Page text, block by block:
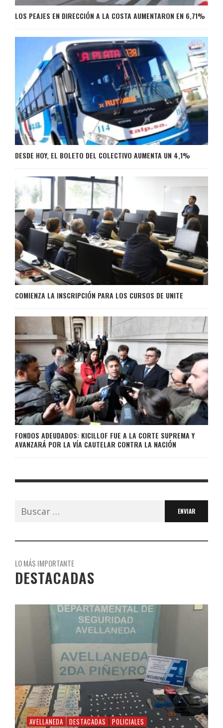
LOS PEAJES EN DIRECCIÓN A LA COSTA AUMENTARON EN 6,71%
DESDE HOY, EL BOLETO DEL COLECTIVO AUMENTA UN 4,1%
COMIENZA LA INSCRIPCIÓN PARA LOS CURSOS DE UNITE
FONDOS ADEUDADOS: KICILLOF FUE A LA CORTE SUPREMA Y
AVANZARÁ POR LA VÍA CAUTELAR CONTRA LA NACIÓN
Buscar:
LO MÁS IMPORTANTE
DESTACADAS
AVELLANEDA DESTACADAS POLICIALES